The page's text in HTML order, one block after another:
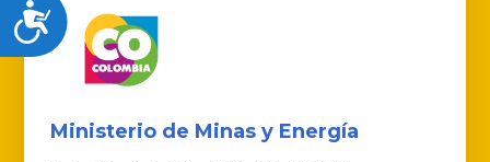
Accesibilidad
Ministerio de Minas y Energía